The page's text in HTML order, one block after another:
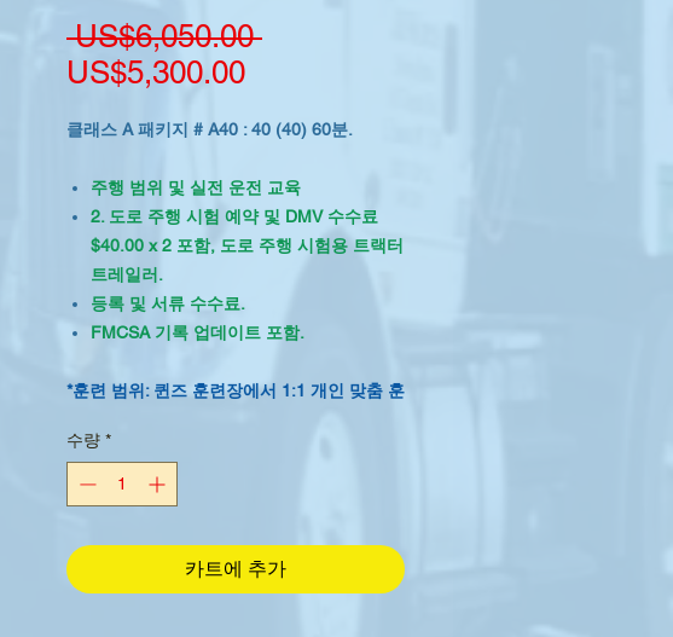
US$6,050.00 일
가
US$5,300.00할
인
클래스 A 패키지 # A40 : 40 (40) 60분.
주행 범위 및 실전 운전 교육
2. 도로 주행 시험 예약 및 DMV 수수료
$40.00 x 2 포함, 도로 주행 시험용 트랙터
트레일러.
등록 및 서류 수수료.
FMCSA 기록 업데이트 포함.
*훈련 범위: 퀸즈 훈련장에서 1:1 개인 맞춤 훈
*일반 도로: 1:1 비율로 시내 및 고속도로 주행
연습.
***저희 교육생에게는 DOT에서 요구하는 A급
차량용 최신 출발 전 점검 안내서가 무료로 제
수량 *
카트에 추가